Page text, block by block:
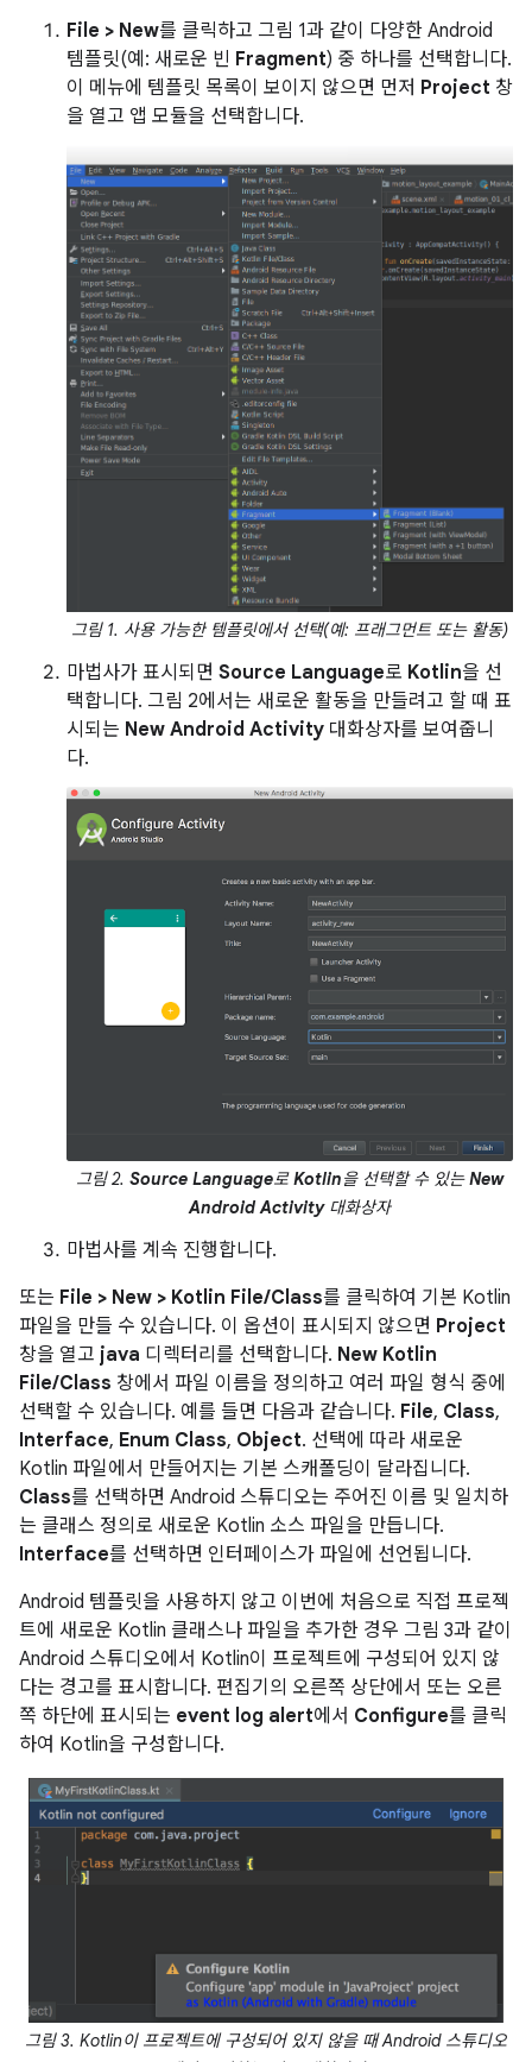
File > New를 클릭하고 그림 1과 같이 다양한 Android
템플릿(예: 새로운 빈 Fragment) 중 하나를 선택합니다.
이 메뉴에 템플릿 목록이 보이지 않으면 먼저 Project 창
을 열고 앱 모듈을 선택합니다.
그림 1. 사용 가능한 템플릿에서 선택(예: 프래그먼트 또는 활동)
마법사가 표시되면 Source Language로 Kotlin을 선
택합니다. 그림 2에서는 새로운 활동을 만들려고 할 때 표
시되는 New Android Activity 대화상자를 보여줍니
다.
그림 2. Source Language로Kotlin을 선택할 수 있는New
Android Activity대화상자
마법사를 계속 진행합니다.
또는 File > New > Kotlin File/Class를 클릭하여 기본 Kotlin
파일을 만들 수 있습니다. 이 옵션이 표시되지 않으면 Project
창을 열고 java 디렉터리를 선택합니다. New Kotlin
File/Class 창에서 파일 이름을 정의하고 여러 파일 형식 중에
선택할 수 있습니다. 예를 들면 다음과 같습니다. File, Class,
Interface, Enum Class, Object. 선택에 따라 새로운
Kotlin 파일에서 만들어지는 기본 스캐폴딩이 달라집니다.
Class를 선택하면 Android 스튜디오는 주어진 이름 및 일치하
는 클래스 정의로 새로운 Kotlin 소스 파일을 만듭니다.
Interface를 선택하면 인터페이스가 파일에 선언됩니다.
Android 템플릿을 사용하지 않고 이번에 처음으로 직접 프로젝
트에 새로운 Kotlin 클래스나 파일을 추가한 경우 그림 3과 같이
Android 스튜디오에서 Kotlin이 프로젝트에 구성되어 있지 않
다는 경고를 표시합니다. 편집기의 오른쪽 상단에서 또는 오른
쪽 하단에 표시되는 event log alert에서 Configure를 클릭
하여 Kotlin을 구성합니다.
그림 3. Kotlin이 프로젝트에 구성되어 있지 않을 때 Android 스튜디오